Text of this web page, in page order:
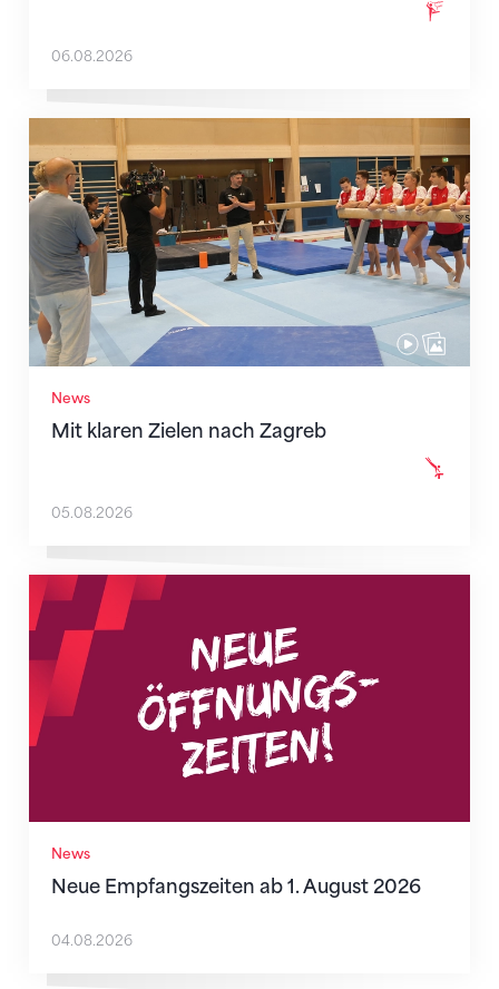
06.08.2026
News
Mit klaren Zielen nach Zagreb
Mit klaren Zielen nach Zagreb
05.08.2026
News
Neue Empfangszeiten ab 1. August 2026
Neue Empfangszeiten ab 1. August 2026
04.08.2026